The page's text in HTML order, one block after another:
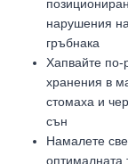
нарушения
гръбнака
Хапвайте по-
хранения в
стомаха и
сън
Намалете
оптималната